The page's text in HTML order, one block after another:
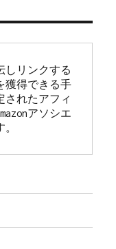
しリンクする
獲得できる手
されたアフィ
アソシエ